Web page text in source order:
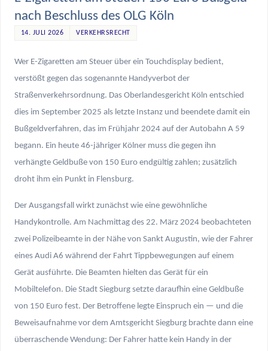
nach Beschluss des OLG Köln
14. JULI 2026 VERKEHRSRECHT
Wer E-Zigaretten am Steuer über ein Touchdisplay bedient,
verstößt gegen das sogenannte Handyverbot der
Straßenverkehrsordnung. Das Oberlandesgericht Köln entschied
dies im September 2025 als letzte Instanz und beendete damit ein
Bußgeldverfahren, das im Frühjahr 2024 auf der Autobahn A 59
begann. Ein heute 46-jähriger Kölner muss die gegen ihn
verhängte Geldbuße von 150 Euro endgültig zahlen; zusätzlich
droht ihm ein Punkt in Flensburg.
Der Ausgangsfall wirkt zunächst wie eine gewöhnliche
Handykontrolle. Am Nachmittag des 22. März 2024 beobachteten
zwei Polizeibeamte in der Nähe von Sankt Augustin, wie der Fahrer
eines Audi A6 während der Fahrt Tippbewegungen auf einem
Gerät ausführte. Die Beamten hielten das Gerät für ein
Mobiltelefon. Die Stadt Siegburg setzte daraufhin eine Geldbuße
von 150 Euro fest. Der Betroffene legte Einspruch ein — und die
Beweisaufnahme vor dem Amtsgericht Siegburg brachte dann eine
überraschende Wendung: Der Fahrer hatte kein Handy in der